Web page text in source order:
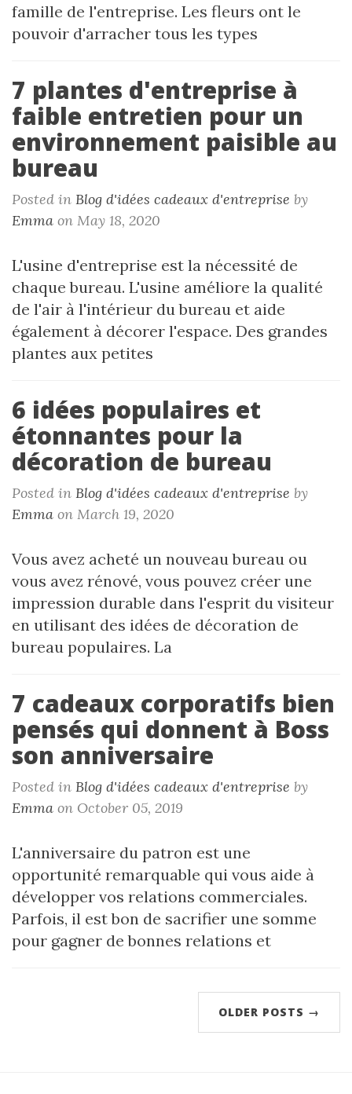
famille de l'entreprise. Les fleurs ont le
pouvoir d'arracher tous les types
7 plantes d'entreprise à
faible entretien pour un
environnement paisible au
bureau
Posted in Blog d'idées cadeaux d'entreprise by
Emma on May 18, 2020
L'usine d'entreprise est la nécessité de
chaque bureau. L'usine améliore la qualité
de l'air à l'intérieur du bureau et aide
également à décorer l'espace. Des grandes
plantes aux petites
6 idées populaires et
étonnantes pour la
décoration de bureau
Posted in Blog d'idées cadeaux d'entreprise by
Emma on March 19, 2020
Vous avez acheté un nouveau bureau ou
vous avez rénové, vous pouvez créer une
impression durable dans l'esprit du visiteur
en utilisant des idées de décoration de
bureau populaires. La
7 cadeaux corporatifs bien
pensés qui donnent à Boss
son anniversaire
Posted in Blog d'idées cadeaux d'entreprise by
Emma on October 05, 2019
L'anniversaire du patron est une
opportunité remarquable qui vous aide à
développer vos relations commerciales.
Parfois, il est bon de sacrifier une somme
pour gagner de bonnes relations et
OLDER POSTS →